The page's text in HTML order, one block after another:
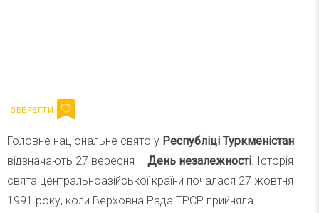
Головне національне свято у Республіці Туркменістан
відзначають 27 вересня – День незалежності. Історія
свята центральноазійської країни почалася 27 жовтня
1991 року, коли Верховна Рада ТРСР прийняла